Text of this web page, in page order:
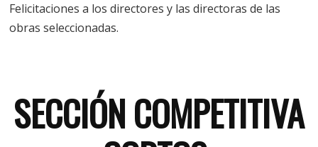
Felicitaciones a los directores y las directoras de las
obras seleccionadas.
SECCIÓN COMPETITIVA